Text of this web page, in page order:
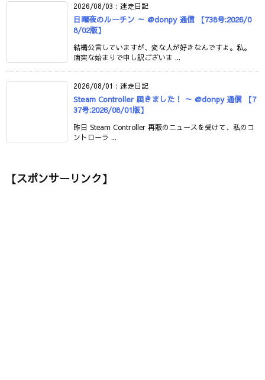
2026/08/03 : 迷走日記
日曜夜のルーチン ～ @donpy 通信 【738号:2026/0
8/02版】
結構公言していますが、変な人が好きなんですよ。私。
唐突な始まりで申し訳ございま ...
2026/08/01 : 迷走日記
Steam Controller 届きました！ ～ @donpy 通信 【7
37号:2026/08/01版】
昨日 Steam Controller 再販のニュースを受けて、私のコ
ントローラ ...
【スポンサーリンク】